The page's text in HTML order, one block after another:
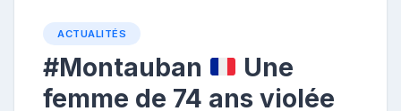
ACTUALITÉS
#Montauban
Une
femme de 74 ans violée